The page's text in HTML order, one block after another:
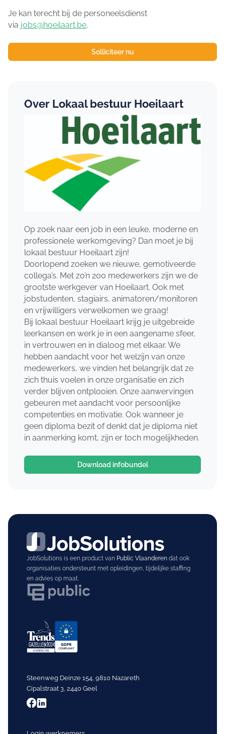
Je kan terecht bij de personeelsdienst
via jobs@hoeilaart.be.
Solliciteer nu
Over Lokaal bestuur Hoeilaart
Op zoek naar een job in een leuke, moderne en
professionele werkomgeving? Dan moet je bij
lokaal bestuur Hoeilaart zijn!
Doorlopend zoeken we nieuwe, gemotiveerde
collega’s. Met zo’n 200 medewerkers zijn we de
grootste werkgever van Hoeilaart. Ook met
jobstudenten, stagiairs, animatoren/monitoren
en vrijwilligers verwelkomen we graag!
Bij lokaal bestuur Hoeilaart krijg je uitgebreide
leerkansen en werk je in een aangename sfeer,
in vertrouwen en in dialoog met elkaar. We
hebben aandacht voor het welzijn van onze
medewerkers, we vinden het belangrijk dat ze
zich thuis voelen in onze organisatie en zich
verder blijven ontplooien. Onze aanwervingen
gebeuren met aandacht voor persoonlijke
competenties en motivatie. Ook wanneer je
geen diploma bezit of denkt dat je diploma niet
in aanmerking komt, zijn er toch mogelijkheden.
Download infobundel
JobSolutions is een product van Public Vlaanderendat ook
organisaties ondersteunt met opleidingen, tijdelijke staffing
en advies op maat.
Steenweg Deinze 154, 9810 Nazareth
Cipalstraat 3, 2440 Geel